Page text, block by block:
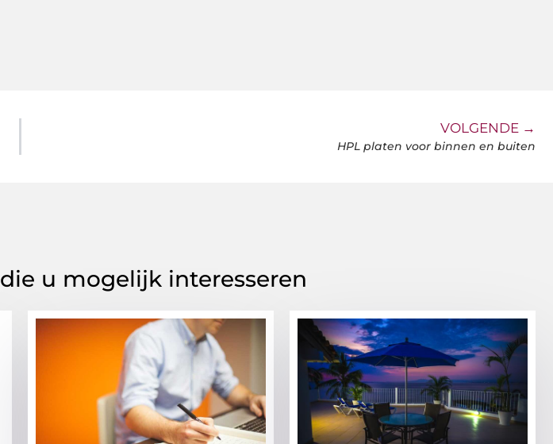
VOLGENDE →
HPL platen voor binnen en buiten
die u mogelijk interesseren